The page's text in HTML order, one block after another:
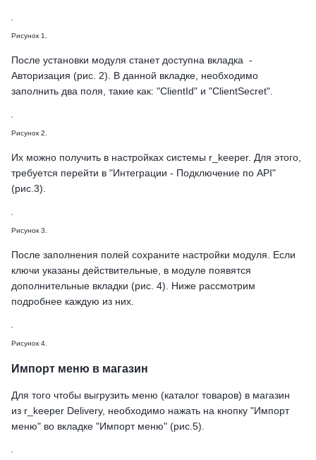
Рисунок 1.
После установки модуля станет доступна вкладка -
Авторизация (рис. 2). В данной вкладке, необходимо
заполнить два поля, такие как: "ClientId" и "ClientSecret".
Рисунок 2.
Их можно получить в настройках системы r_keeper. Для этого,
требуется перейти в "Интеграции - Подключение по API"
(рис.3).
Рисунок 3.
После заполнения полей сохраните настройки модуля. Если
ключи указаны действительные, в модуле появятся
дополнительные вкладки (рис. 4). Ниже рассмотрим
подробнее каждую из них.
Рисунок 4.
Импорт меню в магазин
Для того чтобы выгрузить меню (каталог товаров) в магазин
из r_keeper Delivery, необходимо нажать на кнопку "Импорт
меню" во вкладке "Импорт меню" (рис.5).